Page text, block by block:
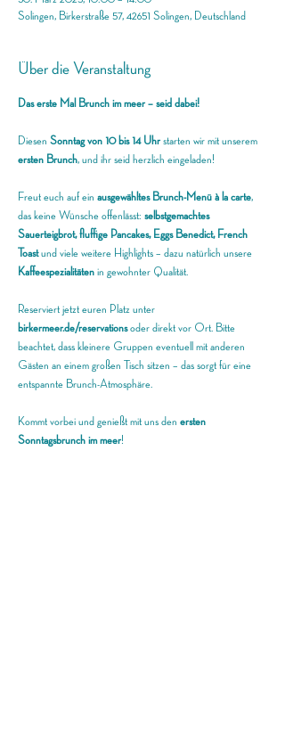
Solingen, Birkerstraße 57, 42651 Solingen, Deutschland
Über die Veranstaltung
Das erste Mal Brunch im meer – seid dabei!
Diesen Sonntag von 10 bis 14 Uhr starten wir mit unserem
ersten Brunch, und ihr seid herzlich eingeladen!
Freut euch auf ein ausgewähltes Brunch-Menü à la carte,
das keine Wünsche offenlässt: selbstgemachtes
Sauerteigbrot, fluffige Pancakes, Eggs Benedict, French
Toast und viele weitere Highlights – dazu natürlich unsere
Kaffeespezialitäten in gewohnter Qualität.
Reserviert jetzt euren Platz unter
birkermeer.de/reservations oder direkt vor Ort. Bitte
beachtet, dass kleinere Gruppen eventuell mit anderen
Gästen an einem großen Tisch sitzen – das sorgt für eine
entspannte Brunch-Atmosphäre.
Kommt vorbei und genießt mit uns den ersten
Sonntagsbrunch im meer!